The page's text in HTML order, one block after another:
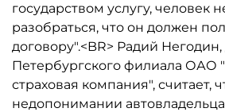
государством услугу, человек
разобраться, что он должен
договору".<BR> Радий
Петербургского филиала ОАО
страховая компания", считает,
недопонимании